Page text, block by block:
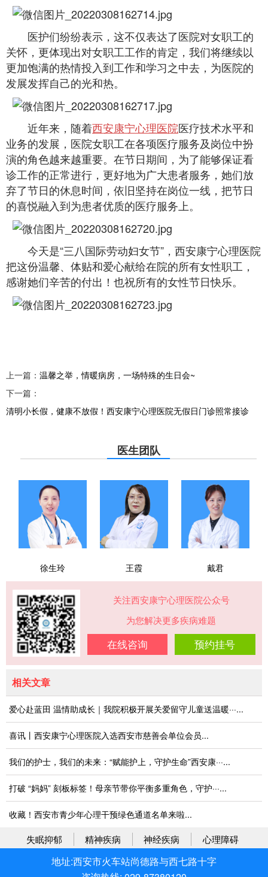
医护们纷纷表示，这不仅表达了医院对女职工的
关怀，更体现出对女职工工作的肯定，我们将继续以
更加饱满的热情投入到工作和学习之中去，为医院的
发展发挥自己的光和热。
近年来，随着西安康宁心理医院医疗技术水平和
业务的发展，医院女职工在各项医疗服务及岗位中扮
演的角色越来越重要。在节日期间，为了能够保证看
诊工作的正常进行，更好地为广大患者服务，她们放
弃了节日的休息时间，依旧坚持在岗位一线，把节日
的喜悦融入到为患者优质的医疗服务上。
今天是“三八国际劳动妇女节”，西安康宁心理医院
把这份温馨、体贴和爱心献给在院的所有女性职工，
感谢她们辛苦的付出！也祝所有的女性节日快乐。
上一篇： 温馨之举，情暖病房，一场特殊的生日会~
下一篇：
清明小长假，健康不放假！西安康宁心理医院无假日门诊照常接诊
医生团队
徐生玲 王霞 戴君
关注西安康宁心理医院公众号
为您解决更多疾病难题
在线咨询 预约挂号
相关文章
爱心赴蓝田 温情助成长｜我院积极开展关爱留守儿童送温暖···...
喜讯丨西安康宁心理医院入选西安市慈善会单位会员...
我们的护士，我们的未来：“赋能护上，守护生命”西安康···...
打破 “妈妈” 刻板标签！母亲节带你平衡多重角色，守护···...
收藏！西安市青少年心理干预绿色通道名单来啦...
失眠抑郁 精神疾病 神经疾病 心理障碍
地址:西安市火车站尚德路与西七路十字